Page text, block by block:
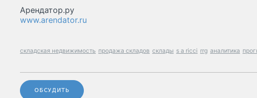
Арендатор.ру
www.arendator.ru
складская недвижимость продажа складов склады s a ricci rrg аналитика
ОБСУДИТЬ